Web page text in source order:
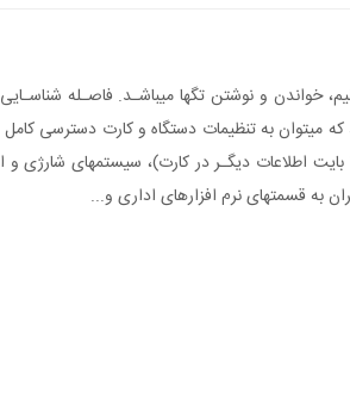
سـریال میباشد که میتوان به تنظیمات دستگاه و کارت دسترسی
استفاده در پروژههای صنعتی و امنیتـی، پرونـده های الکترونیکی و پزشکی (نوشتن کد ملی، شمارهی دانشجویی یا پرسنلی بجای آیدی وذخیره سازی ۲۰ بایت اطلاعات
به قسمتهای نرم افزارهای اداری و...